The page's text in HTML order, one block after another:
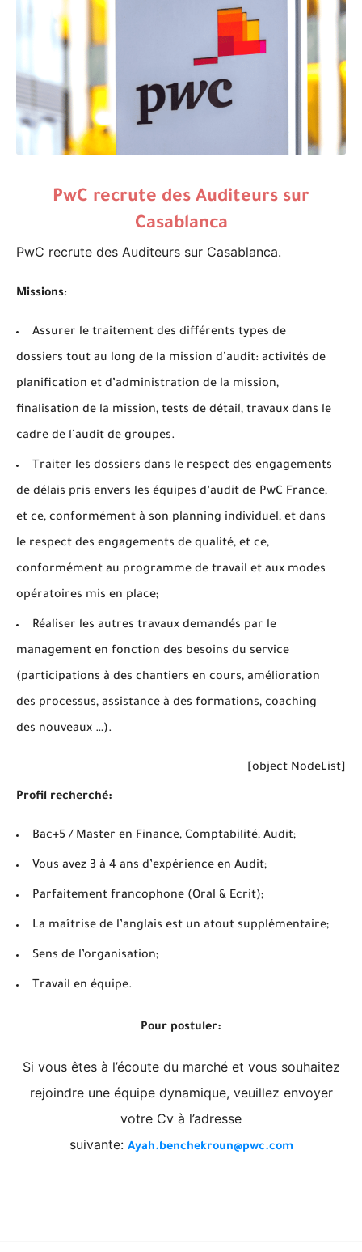
PwC recrute des Auditeurs sur
Casablanca
PwC recrute des Auditeurs sur Casablanca.
Missions:
Assurer le traitement des différents types de
dossiers tout au long de la mission d’audit: activités de
planification et d’administration de la mission,
finalisation de la mission, tests de détail, travaux dans le
cadre de l’audit de groupes.
Traiter les dossiers dans le respect des engagements
de délais pris envers les équipes d’audit de PwC France,
et ce, conformément à son planning individuel, et dans
le respect des engagements de qualité, et ce,
conformément au programme de travail et aux modes
opératoires mis en place;
Réaliser les autres travaux demandés par le
management en fonction des besoins du service
(participations à des chantiers en cours, amélioration
des processus, assistance à des formations, coaching
des nouveaux …).
[object NodeList]
Profil recherché:
Bac+5 / Master en Finance, Comptabilité, Audit;
Vous avez 3 à 4 ans d’expérience en Audit;
Parfaitement francophone (Oral & Ecrit);
La maîtrise de l’anglais est un atout supplémentaire;
Sens de l’organisation;
Travail en équipe.
Pour postuler:
Si vous êtes à l’écoute du marché et vous souhaitez
rejoindre une équipe dynamique, veuillez envoyer
votre Cv à l’adresse
suivante: Ayah.benchekroun@pwc.com